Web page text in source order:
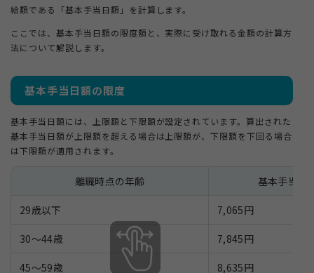
給額である「基本手当日額」を計算します。
ここでは、基本手当日額の限度額と、実際に受け取れる金額の計算方
法について解説します。
基本手当日額の限度
基本手当日額には、上限額と下限額が設定されています。算出された
基本手当日額が上限額を超える場合は上限額が、下限額を下回る場合
は下限額が適用されます。
離職時点の年齢 基本手当日
29歳以下 7,065円
30〜44歳 7,845円
45〜59歳 8,635円